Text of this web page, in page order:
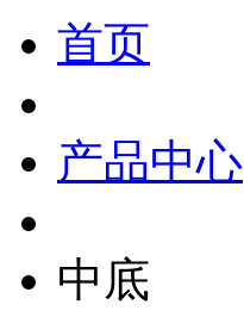
首页
产品中心
中底